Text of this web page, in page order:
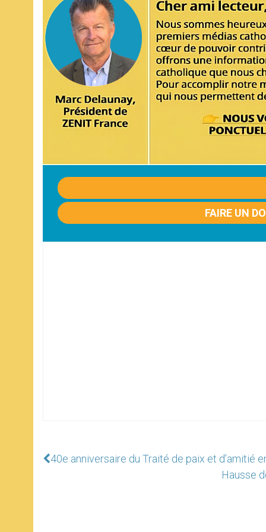
FAIRE UN
40e anniversaire du Traité de paix et d’amitié
Hausse